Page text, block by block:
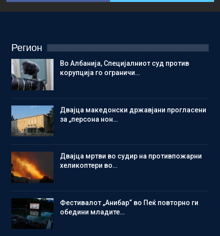
Регион
Во Албанија, Специјалниот суд против
корупција го ограничи…
Двајца македонски државјани прогласени
за „персона нон…
Двајца мртви во судир на противпожарни
хеликоптери во…
Фестивалот „Анибар“ во Пеќ повторно ги
обедини младите…